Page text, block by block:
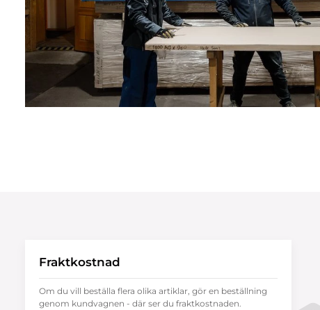
Fraktkostnad
Om du vill beställa flera olika artiklar, gör en beställning
genom kundvagnen - där ser du fraktkostnaden.